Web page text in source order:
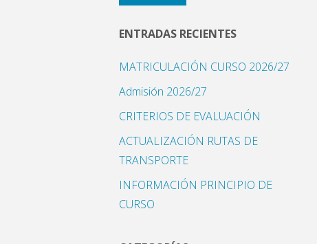
ENTRADAS RECIENTES
MATRICULACIÓN CURSO 2026/27
Admisión 2026/27
CRITERIOS DE EVALUACIÓN
ACTUALIZACIÓN RUTAS DE
TRANSPORTE
INFORMACIÓN PRINCIPIO DE
CURSO